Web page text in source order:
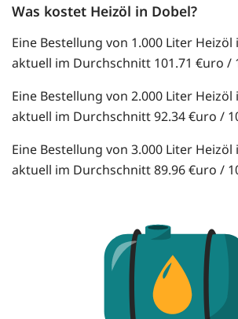
Was kostet Heizöl in Dobel?
Eine Bestellung von 1.000 Liter
aktuell im Durchschnitt 101.71 €uro /
Eine Bestellung von 2.000 Liter
aktuell im Durchschnitt 92.34 €uro /
Eine Bestellung von 3.000 Liter
aktuell im Durchschnitt 89.96 €uro /